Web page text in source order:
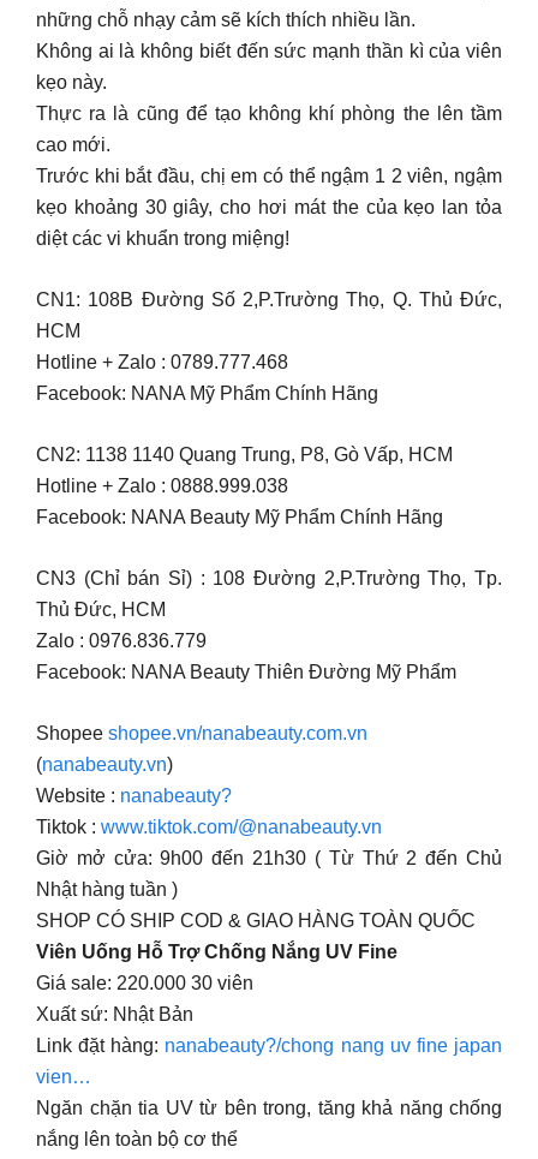
những chỗ nhạy cảm sẽ kích thích nhiều lần.
Không ai là không biết đến sức mạnh thần kì của viên
kẹo này.
Thực ra là cũng để tạo không khí phòng the lên tầm
cao mới.
Trước khi bắt đầu, chị em có thể ngậm 1 2 viên, ngậm
kẹo khoảng 30 giây, cho hơi mát the của kẹo lan tỏa
diệt các vi khuẩn trong miệng!
CN1: 108B Đường Số 2,P.Trường Thọ, Q. Thủ Đức,
HCM
Hotline + Zalo : 0789.777.468
Facebook: NANA Mỹ Phẩm Chính Hãng
CN2: 1138 1140 Quang Trung, P8, Gò Vấp, HCM
Hotline + Zalo : 0888.999.038
Facebook: NANA Beauty Mỹ Phẩm Chính Hãng
CN3 (Chỉ bán Sỉ) : 108 Đường 2,P.Trường Thọ, Tp.
Thủ Đức, HCM
Zalo : 0976.836.779
Facebook: NANA Beauty Thiên Đường Mỹ Phẩm
Shopee shopee.vn/nanabeauty.com.vn
(nanabeauty.vn)
Website : nanabeauty?
Tiktok : www.tiktok.com/@nanabeauty.vn
Giờ mở cửa: 9h00 đến 21h30 ( Từ Thứ 2 đến Chủ
Nhật hàng tuần )
SHOP CÓ SHIP COD & GIAO HÀNG TOÀN QUỐC
Viên Uống Hỗ Trợ Chống Nắng UV Fine
Giá sale: 220.000 30 viên
Xuất sứ: Nhật Bản
Link đặt hàng: nanabeauty?/chong nang uv fine japan
vien…
Ngăn chặn tia UV từ bên trong, tăng khả năng chống
nắng lên toàn bộ cơ thể